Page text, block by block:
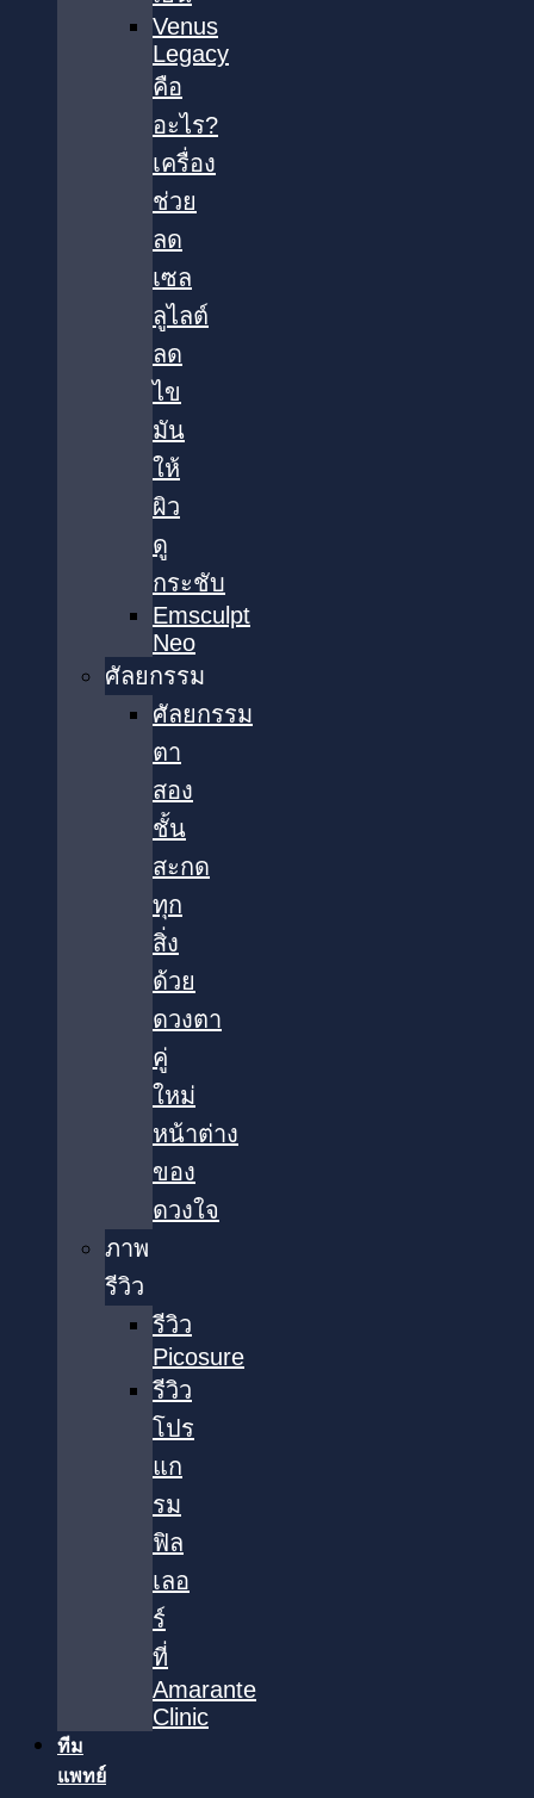
Venus
Legacy
คือ
อะไร?
เครื่อง
ช่วย
ลด
เซล
ลูไลต์
ลด
ไข
มัน
ให้
ผิว
ดู
กระชับ
Emsculpt
Neo
ศัลยกรรม
ศัลยกรรม
ตา
สอง
ชั้น
สะกด
ทุก
สิ่ง
ด้วย
ดวงตา
คู่
ใหม่
หน้าต่าง
ของ
ดวงใจ
ภาพ
รีวิว
รีวิว
Picosure
รีวิว
โปร
แก
รม
ฟิล
เลอ
ร์
ที่
Amarante
Clinic
ทีม
แพทย์